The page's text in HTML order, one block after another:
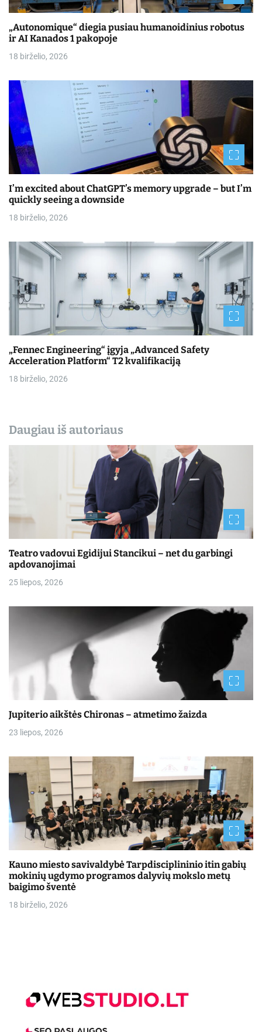
„Autonomique“ diegia pusiau humanoidinius robotus
ir AI Kanados 1 pakopoje
18 birželio, 2026
I’m excited about ChatGPT’s memory upgrade – but I’m
quickly seeing a downside
18 birželio, 2026
„Fennec Engineering“ įgyja „Advanced Safety
Acceleration Platform“ T2 kvalifikaciją
18 birželio, 2026
Daugiau iš autoriaus
Teatro vadovui Egidijui Stancikui – net du garbingi
apdovanojimai
25 liepos, 2026
Jupiterio aikštės Chironas – atmetimo žaizda
23 liepos, 2026
Kauno miesto savivaldybė Tarpdisciplininio itin gabių
mokinių ugdymo programos dalyvių mokslo metų
baigimo šventė
18 birželio, 2026